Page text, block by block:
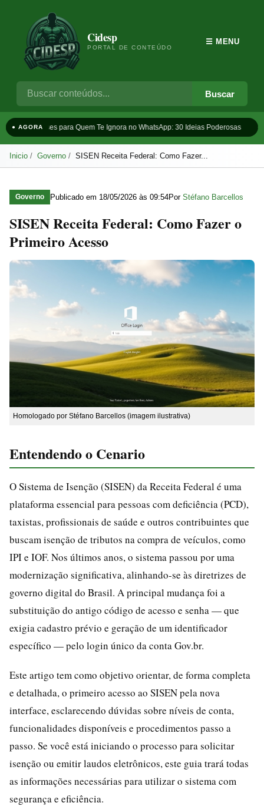
Cidesp
PORTAL DE CONTEÚDO
Buscar
☰ MENU
● AGORAFrases para Quem Te Ignora no WhatsApp: 30 Ideias Poderosas
Inicio Governo SISEN Receita Federal: Como Fazer...
Governo Publicado em 18/05/2026 às 09:54Por Stéfano Barcellos
SISEN Receita Federal: Como Fazer o
Primeiro Acesso
Homologado por Stéfano Barcellos (imagem ilustrativa)
Entendendo o Cenario
O Sistema de Isenção (SISEN) da Receita Federal é uma
plataforma essencial para pessoas com deficiência (PCD),
taxistas, profissionais de saúde e outros contribuintes que
buscam isenção de tributos na compra de veículos, como
IPI e IOF. Nos últimos anos, o sistema passou por uma
modernização significativa, alinhando-se às diretrizes de
governo digital do Brasil. A principal mudança foi a
substituição do antigo código de acesso e senha — que
exigia cadastro prévio e geração de um identificador
específico — pelo login único da conta Gov.br.
Este artigo tem como objetivo orientar, de forma completa
e detalhada, o primeiro acesso ao SISEN pela nova
interface, esclarecendo dúvidas sobre níveis de conta,
funcionalidades disponíveis e procedimentos passo a
passo. Se você está iniciando o processo para solicitar
isenção ou emitir laudos eletrônicos, este guia trará todas
as informações necessárias para utilizar o sistema com
segurança e eficiência.